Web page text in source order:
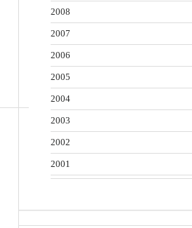
2008
2007
2006
2005
2004
2003
2002
2001